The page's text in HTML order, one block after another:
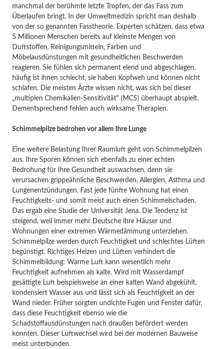
manchmal der berühmte letzte Tropfen, der das Fass zum
Überlaufen bringt. In der Umweltmedizin spricht man deshalb
von der so genannten Fasstheorie. Experten schätzen, dass etwa
5 Millionen Menschen bereits auf kleinste Mengen von
Duftstoffen, Reinigungsmitteln, Farben und
Möbelausdünstungen mit gesundheitlichen Beschwerden
reagieren. Sie fühlen sich permanent elend und abgeschlagen,
häufig ist ihnen schlecht, sie haben Kopfweh und können nicht
schlafen. Die meisten Ärzte wissen nicht, was sich bei dieser
„multiplen Chemikalien-Sensitivität" (MCS) überhaupt abspielt.
Dementsprechend fehlen auch wirksame Therapien.
Schimmelpilze bedrohen vor allem Ihre Lunge
Eine weitere Belastung Ihrer Raumluft geht von Schimmelpilzen
aus. Ihre Sporen können sich ebenfalls zu einer echten
Bedrohung für Ihre Gesundheit auswachsen, denn sie
verursachen grippeähnliche Beschwerden, Allergien, Asthma und
Lungenentzündungen. Fast jede fünfte Wohnung hat einen
Feuchtigkeits- und somit meist auch einen Schimmelschaden.
Das ergab eine Studie der Universität Jena. Die Tendenz ist
steigend, weil immer mehr Deutsche ihre Häuser und
Wohnungen einer extremen Wärmedämmung unterziehen.
Schimmelpilze werden durch Feuchtigkeit und schlechtes Lüften
begünstigt. Richtiges Heizen und Lüften verhindert die
Schimmelbildung: Warme Luft kann wesentlich mehr
Feuchtigkeit aufnehmen als kalte. Wird mit Wasserdampf
gesättigte Luft beispielsweise an einer kalten Wand abgekühlt,
kondensiert Wasser aus und lässt sich als Feuchtigkeit an der
Wand nieder. Früher sorgten undichte Fugen und Fenster dafür,
dass diese Feuchtigkeit ebenso wie die
Schadstoffausdünstungen nach draußen befördert werden
konnten. Dieser Luftwechsel wird bei der modernen Bauweise
meist unterbunden.